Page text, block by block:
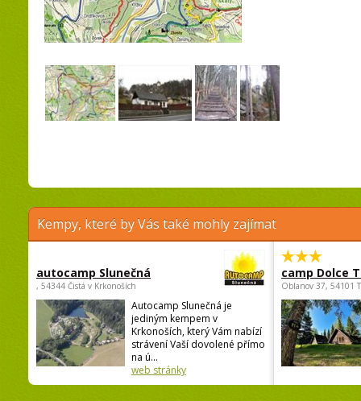
Kempy, které by Vás také mohly zajímat
autocamp Slunečná
, 54344 Čistá v Krkonoších
Autocamp Slunečná je
jediným kempem v
Krkonoších, který Vám nabízí
strávení Vaší dovolené přímo
na ú...
camp Dolce
Oblanov 37, 54101